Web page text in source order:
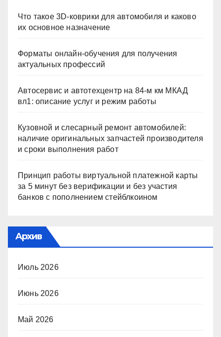
Что такое 3D-коврики для автомобиля и каково
их основное назначение
Форматы онлайн-обучения для получения
актуальных профессий
Автосервис и автотехцентр на 84-м км МКАД
вл1: описание услуг и режим работы
Кузовной и слесарный ремонт автомобилей:
наличие оригинальных запчастей производителя
и сроки выполнения работ
Принцип работы виртуальной платежной карты
за 5 минут без верификации и без участия
банков с пополнением стейблкоином
Архив
Июль 2026
Июнь 2026
Май 2026